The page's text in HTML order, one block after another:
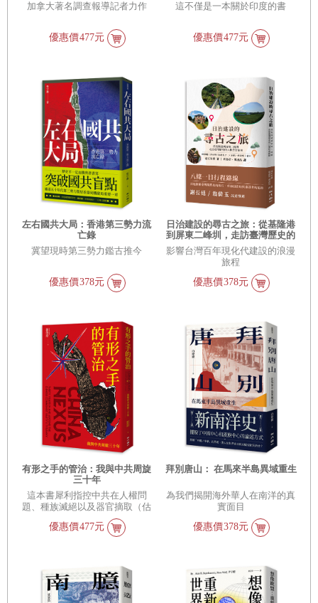
加拿大著名調查報導記者力作
優惠價477元
這不僅是一本關於印度的書
優惠價477元
左右國共大局：香港第三勢力流
亡錄
冀望現時第三勢力鑑古推今
優惠價378元
日治建設的尋古之旅：從基隆港
到屏東二峰圳，走訪臺灣歷史的
八個悠遊路線
影響台灣百年現化代建設的浪漫
旅程
優惠價378元
有形之手的管治：我與中共周旋
三十年
這本書犀利指控中共在人權問
題、種族滅絕以及器官摘取（估
計每年收益高達10億美元）上的
暴行。
優惠價477元
拜別唐山： 在馬來半島異域重生
為我們揭開海外華人在南洋的真
實面目
優惠價378元